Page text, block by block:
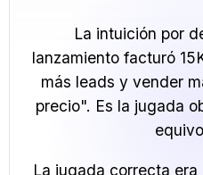
La intuición por
lanzamiento facturó
más leads y vender
precio". Es la jugada
La jugada correcta